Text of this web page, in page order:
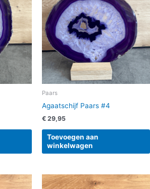
Paars
Agaatschijf Paars #4
€ 29,95
Toevoegen aan
winkelwagen